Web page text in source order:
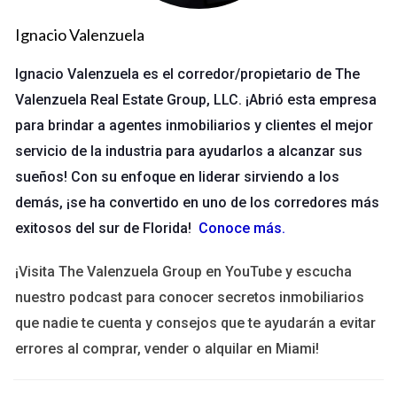
estado es investigar las opciones disponibles. Puedes
comenzar buscando en línea o consultando con instituciones
iguales; algunos pueden ofrecer certificaciones que son más
valoradas en ciertas industrias. Cita clave:
“La educación es el pasaporte hacia el futuro,
porque mañana pertenece a aquellos que se
preparan para él hoy.” - Malcolm X
Reputación de la institución.
Opiniones de exalumnos.
Contenido del curso y su relevancia.
Costo y opciones de financiamiento.
Ignacio Valenzuela
Ignacio Valenzuela es el corredor/propietario de The
Valenzuela Real Estate Group, LLC. ¡Abrió esta empresa
para brindar a agentes inmobiliarios y clientes el mejor
servicio de la industria para ayudarlos a alcanzar sus
sueños! Con su enfoque en liderar sirviendo a los
demás, ¡se ha convertido en uno de los corredores más
exitosos del sur de Florida! Conoce más.
¡Visita The Valenzuela Group en YouTube y escucha
nuestro podcast para conocer secretos inmobiliarios
que nadie te cuenta y consejos que te ayudarán a evitar
errores al comprar, vender o alquilar en Miami!